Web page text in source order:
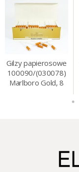
Gilzy papierosowe
100090/(030078)
Marlboro Gold, 8